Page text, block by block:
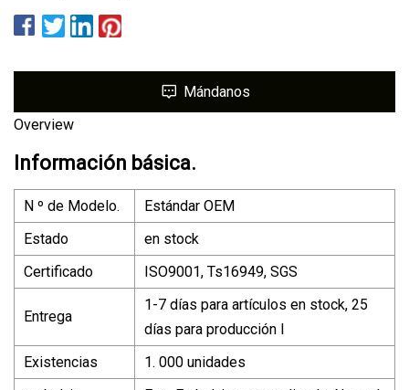
Mándanos
Overview
Información básica.
N º de Modelo.
Estándar OEM
Estado
en stock
Certificado
ISO9001, Ts16949, SGS
Entrega
1-7 días para artículos en stock, 25
días para producción I
Existencias
1. 000 unidades